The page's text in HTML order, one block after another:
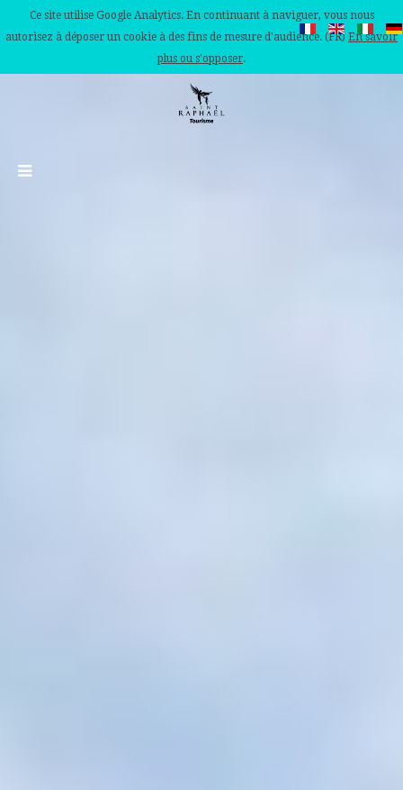
Ce site utilise Google Analytics. En continuant à naviguer, vous nous
autorisez à déposer un cookie à des fins de mesure d'audience. (FR) En savoir
plus ou s'opposer.